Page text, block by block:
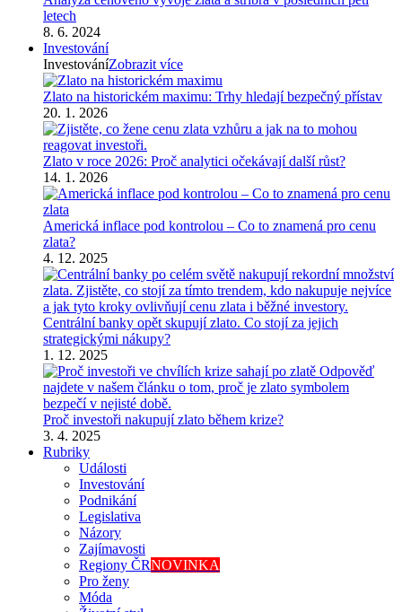
letech
8. 6. 2024
Investování
InvestováníZobrazit více
Zlato na historickém maximu: Trhy hledají bezpečný přístav
20. 1. 2026
Zlato v roce 2026: Proč analytici očekávají další růst?
14. 1. 2026
Americká inflace pod kontrolou – Co to znamená pro cenu
zlata?
4. 12. 2025
Centrální banky opět skupují zlato. Co stojí za jejich
strategickými nákupy?
1. 12. 2025
Proč investoři nakupují zlato během krize?
3. 4. 2025
Rubriky
Události
Investování
Podnikání
Legislativa
Názory
Zajímavosti
Regiony ČRNOVINKA
Pro ženy
Móda